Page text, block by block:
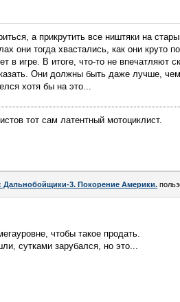
а прикрутить все ништяки на
они тогда хвастались, как они круто
в игре. В итоге, что-то не
Они должны быть даже лучше,
хотя бы на это...
тот сам латентный мотоциклист.
Дальнобойщики-3. Покорение Америки.
чтобы такое продать.
сутками зарубался, но это...